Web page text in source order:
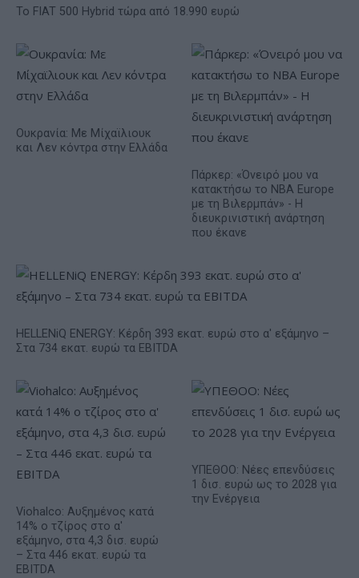
Το FIAT 500 Hybrid τώρα από 18.990 ευρώ
Ουκρανία: Με Μίχαϊλιουκ
και Λεν κόντρα στην Ελλάδα
Πάρκερ: «Όνειρό μου να
κατακτήσω το ΝΒΑ Europe
με τη Βιλερμπάν» - Η
διευκρινιστική ανάρτηση
που έκανε
HELLENiQ ENERGY: Κέρδη 393 εκατ. ευρώ στο α' εξάμηνο –
Στα 734 εκατ. ευρώ τα EBITDA
Viohalco: Αυξημένος κατά
14% ο τζίρος στο α'
εξάμηνο, στα 4,3 δισ. ευρώ
– Στα 446 εκατ. ευρώ τα
EBITDA
ΥΠΕΘΟΟ: Νέες επενδύσεις
1 δισ. ευρώ ως το 2028 για
την Ενέργεια